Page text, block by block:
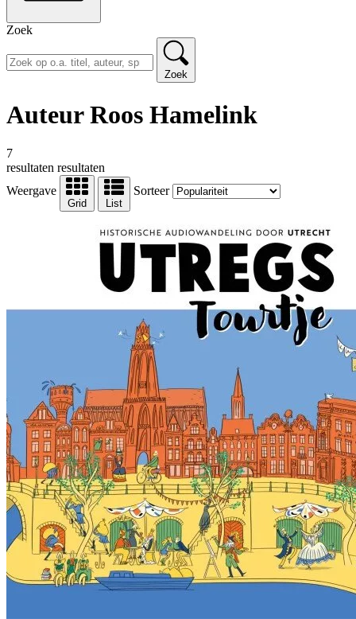
Zoek
Zoek
Auteur Roos Hamelink
7
resultaten resultaten
Weergave
Grid List
Sorteer